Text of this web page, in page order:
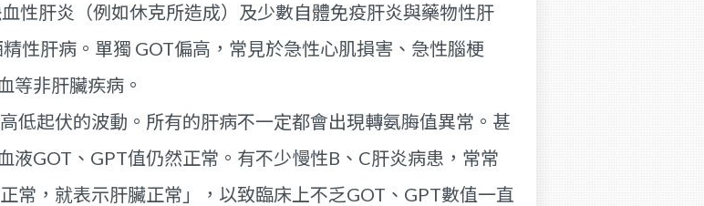
性肝炎（例如休克所造成）及少數自體免疫肝炎與藥物性肝
性肝病。單獨 GOT偏高，常見於急性心肌損害、急性腦梗
等非肝臟疾病。
低起伏的波動。所有的肝病不一定都會出現轉氨脢值異常。甚
液GOT、GPT值仍然正常。有不少慢性B、C肝炎病患，常常
常，就表示肝臟正常」，以致臨床上不乏GOT、GPT數值一直